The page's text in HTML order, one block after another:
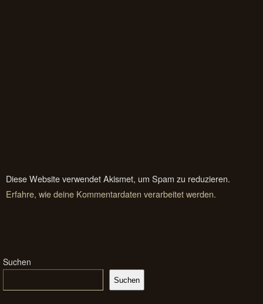
Diese Website verwendet Akismet, um Spam zu reduzieren.
Erfahre, wie deine Kommentardaten verarbeitet werden.
Suchen
Suchen